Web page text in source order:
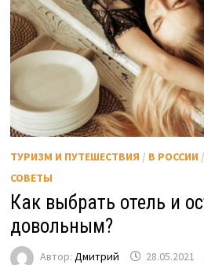
ТУРИЗМ И ПУТЕШЕСТВИЯ / В РОССИИ /
СОВЕТЫ
Как выбрать отель и
довольным?
Автор: Дмитрий 28.05.2021